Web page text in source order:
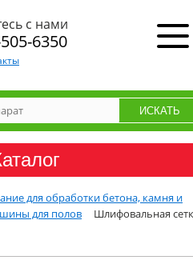
с нами
6350
для обработки бетона, камня и
для полов
Шлифовальная